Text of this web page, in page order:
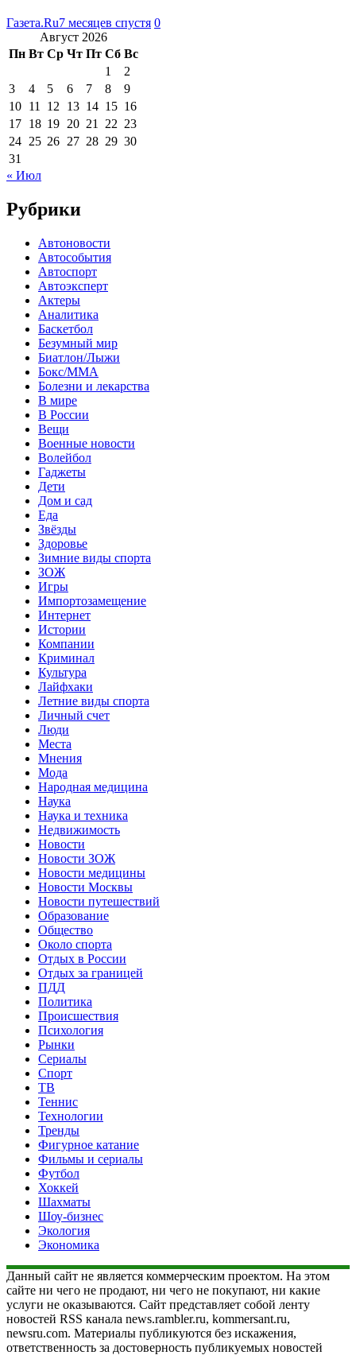
Газета.Ru7 месяцев спустя 0
Август 2026
Пн Вт Ср Чт Пт Сб Вс
1
2
3
4 5 6 7 8
9
10 11 12 13 14 15 16
17 18 19 20 21 22 23
24 25 26 27 28 29 30
31
« Июл
Рубрики
Автоновости
Автособытия
Автоспорт
Автоэксперт
Актеры
Аналитика
Баскетбол
Безумный мир
Биатлон/Лыжи
Бокс/MMA
Болезни и лекарства
В мире
В России
Вещи
Военные новости
Волейбол
Гаджеты
Дети
Дом и сад
Еда
Звёзды
Здоровье
Зимние виды спорта
ЗОЖ
Игры
Импортозамещение
Интернет
Истории
Компании
Криминал
Культура
Лайфхаки
Летние виды спорта
Личный счет
Люди
Места
Мнения
Мода
Народная медицина
Наука
Наука и техника
Недвижимость
Новости
Новости ЗОЖ
Новости медицины
Новости Москвы
Новости путешествий
Образование
Общество
Около спорта
Отдых в России
Отдых за границей
ПДД
Политика
Происшествия
Психология
Рынки
Сериалы
Спорт
ТВ
Теннис
Технологии
Тренды
Фигурное катание
Фильмы и сериалы
Футбол
Хоккей
Шахматы
Шоу-бизнес
Экология
Экономика
Данный сайт не является коммерческим проектом. На этом
сайте ни чего не продают, ни чего не покупают, ни какие
услуги не оказываются. Сайт представляет собой ленту
новостей RSS канала news.rambler.ru, kommersant.ru,
newsru.com. Материалы публикуются без искажения,
ответственность за достоверность публикуемых новостей